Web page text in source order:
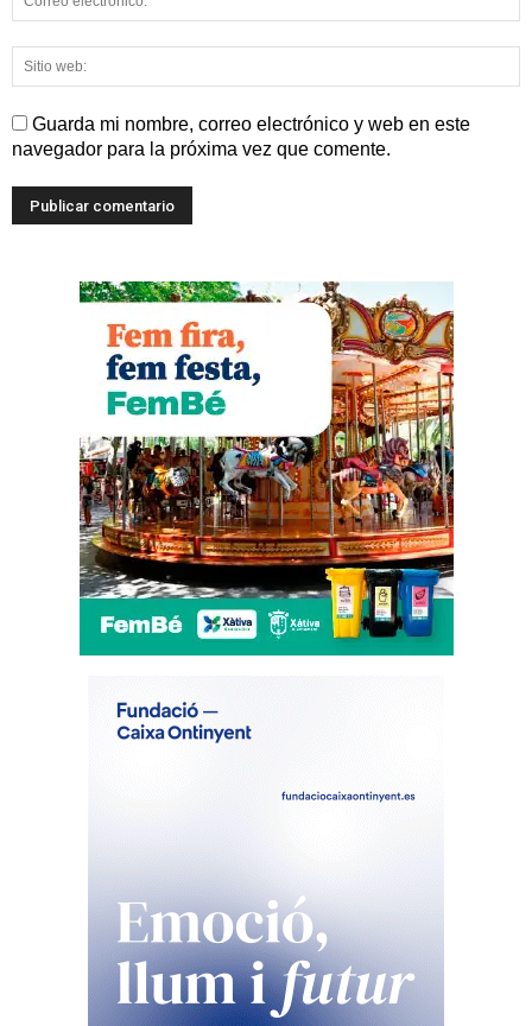
Guarda mi nombre, correo electrónico y web en este
navegador para la próxima vez que comente.